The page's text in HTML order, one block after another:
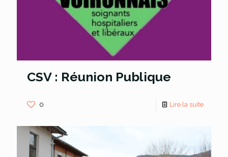
CSV : Réunion Publique
0 Lire la suite